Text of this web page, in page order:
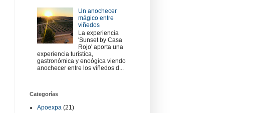
Un anochecer
mágico entre
viñedos
La experiencia
'Sunset by Casa
Rojo' aporta una
experiencia turística,
gastronómica y enoógica viendo
anochecer entre los viñedos d...
Categorías
Apoexpa (21)